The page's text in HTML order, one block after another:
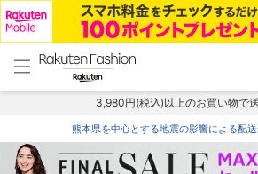
menu home
トップ
3,980円(税込)以上のお買い物で
熊本県を中心とする地震の影響による配